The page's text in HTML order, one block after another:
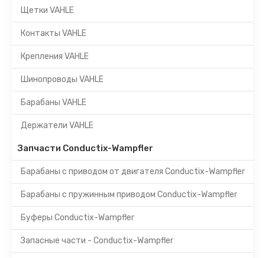
Щетки VAHLE
Контакты VAHLE
Крепления VAHLE
Шинопроводы VAHLE
Барабаны VAHLE
Держатели VAHLE
Запчасти Conductix-Wampfler
Барабаны с приводом от двигателя Conductix-Wampfler
Барабаны с пружинным приводом Conductix-Wampfler
Буферы Conductix-Wampfler
Запасные части - Conductix-Wampfler